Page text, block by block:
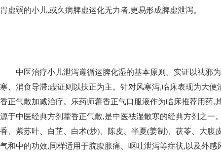
胃虚弱的小儿,或久病脾虚运化无力者,更易形成脾虚泄泻。
中医治疗小儿泄泻遵循运脾化湿的基本原则。实证以祛邪
寒、消食导滞;虚证则以扶正为主。针对风寒泻,临床表现为大便
香正气散加减治疗。乐药师藿香正气口服液作为临床推荐用药,
源于中医经典方剂藿香正气散,是中医祛湿散寒的经典方剂之一
香、紫苏叶、白芷、白术(炒)、陈皮、半夏(姜制)、茯苓、大腹
气和中的功效,同样适用于脘腹胀痛、呕吐泄泻等症状,以及外感